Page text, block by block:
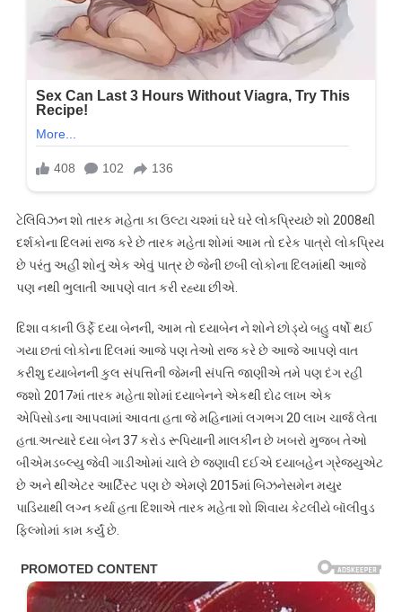
ટેલિવિઝન શો તારક મહેતા કા ઉલ્ટા ચશ્માં ઘરે ઘરે લોકપ્રિયછે શો 2008થી
દર્શકોના દિલમાં રાજ કરે છે તારક મહેતા શોમાં આમ તો દરેક પાત્રો લોકપ્રિય
છે પરંતુ અહીં શોનું એક એવું પાત્ર છે જેની છબી લોકોના દિલમાંથી આજે
પણ નથી ભુલાતી આપણે વાત કરી રહ્યા છીએ.
દિશા વકાની ઉર્ફે દયા બેનની, આમ તો દયાબેન ને શોને છોડ્યે બહુ વર્ષો થઈ
ગયા છતાં લોકોના દિલમાં આજે પણ તેઓ રાજ કરે છે આજે આપણે વાત
કરીશુ દયાબેનની કુલ સંપત્તિની જેમની સંપત્તિ જાણીએ તમે પણ દંગ રહી
જશો 2017માં તારક મહેતા શોમાં દયાબેનને એકથી દોઢ લાખ એક
એપિસોડના આપવામાં આવતા હતા જે મહિનામાં લગભગ 20 લાખ ચાર્જ લેતા
હતા.અત્યારે દયા બેન 37 કરોડ રૂપિયાની માલકીન છે ખબરો મુજબ તેઓ
બીએમડબ્લ્યુ જેવી ગાડીઓમાં ચાલે છે જણાવી દઈએ દયાબહેન ગ્રેજ્યુએટ
છે અને થીએટર આર્ટિસ્ટ પણ છે એમણે 2015માં બિઝનેસમેન મયુર
પાડિયાથી લગ્ન કર્યા હતા દિશાએ તારક મહેતા શો શિવાય કેટલીયે બૉલીવુડ
ફિલ્મોમાં કામ કર્યું છે.